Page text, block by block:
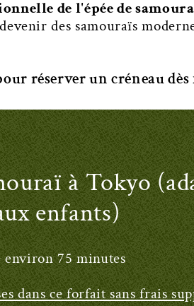
de l'épée de
des samouraïs
réserver un créneau
à Tokyo
enfants)
environ 75 minutes
dans ce forfait sans frais